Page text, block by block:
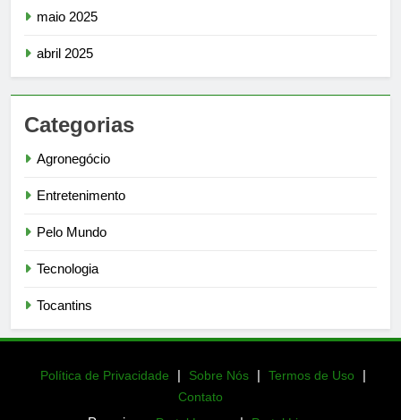
maio 2025
abril 2025
Categorias
Agronegócio
Entretenimento
Pelo Mundo
Tecnologia
Tocantins
Política de Privacidade | Sobre Nós | Termos de Uso |
Contato